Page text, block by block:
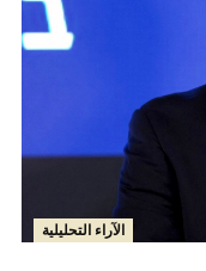
الآراء التحليلية